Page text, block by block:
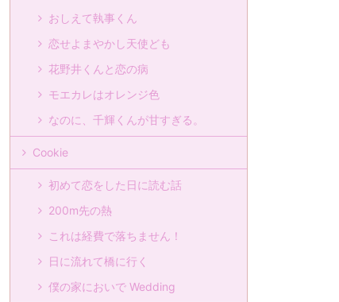
おしえて執事くん
恋せよまやかし天使ども
花野井くんと恋の病
モエカレはオレンジ色
なのに、千輝くんが甘すぎる。
Cookie
初めて恋をした日に読む話
200m先の熱
これは経費で落ちません！
日に流れて橋に行く
僕の家においで Wedding